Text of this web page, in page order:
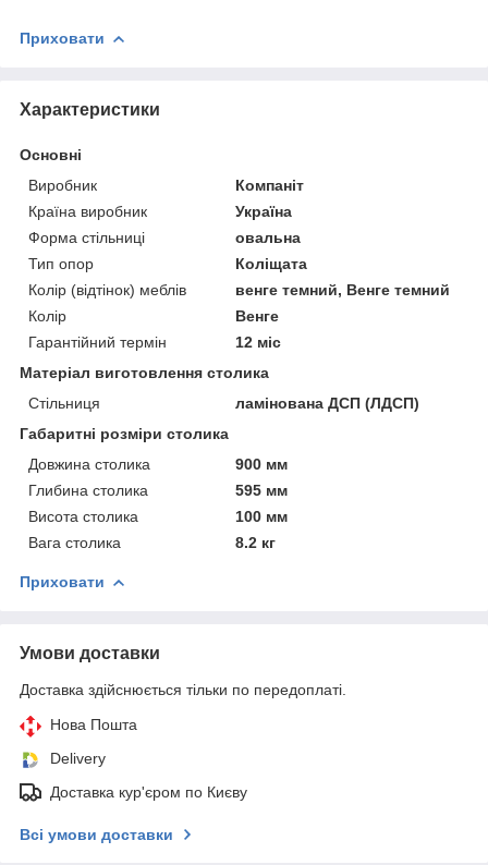
Приховати
Характеристики
Основні
Виробник
Компаніт
Країна виробник
Україна
Форма стільниці
овальна
Тип опор
Коліщата
Колір (відтінок) меблів
венге темний, Венге темний
Колір
Венге
Гарантійний термін
12 міс
Матеріал виготовлення столика
Стільниця
ламінована ДСП (ЛДСП)
Габаритні розміри столика
Довжина столика
900 мм
Глибина столика
595 мм
Висота столика
100 мм
Вага столика
8.2 кг
Приховати
Умови доставки
Доставка здійснюється тільки по передоплаті.
Нова Пошта
Delivery
Доставка кур'єром по Києву
Всі умови доставки